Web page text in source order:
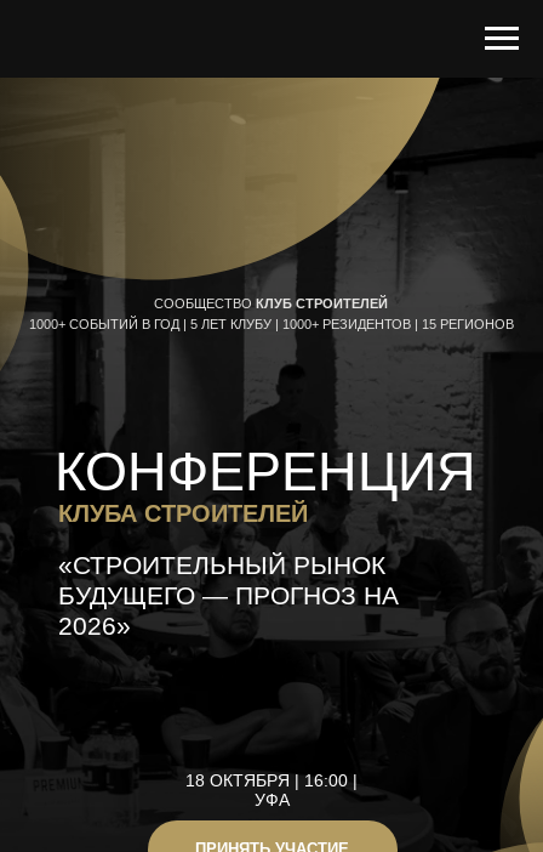
УЧАСТИЕ БЕСПЛАТНО
18 ОКТЯБРЯ | 16:00 |
УФА
«СТРОИТЕЛЬНЫЙ РЫНОК
БУДУЩЕГО — ПРОГНОЗ НА
КОНФЕРЕНЦИЯ
КЛУБА СТРОИТЕЛЕЙ
ПРИНЯТЬ УЧАСТИЕ
1000+ СОБЫТИЙ В ГОД | 5 ЛЕТ КЛУБУ | 1000+ РЕЗИДЕНТОВ | 15 РЕГИОНОВ